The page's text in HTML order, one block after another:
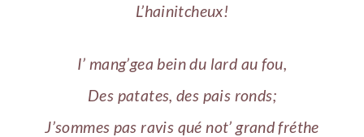
L’hainitcheux!
I’ mang’gea bein du lard au fou,
Des patates, des pais ronds;
J’sommes pas ravis qué not’ grand fréthe